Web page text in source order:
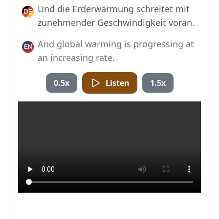
Und die Erderwärmung schreitet mit
zunehmender Geschwindigkeit voran.
And global warming is progressing at
an increasing rate.
0.5x Listen 1.5x